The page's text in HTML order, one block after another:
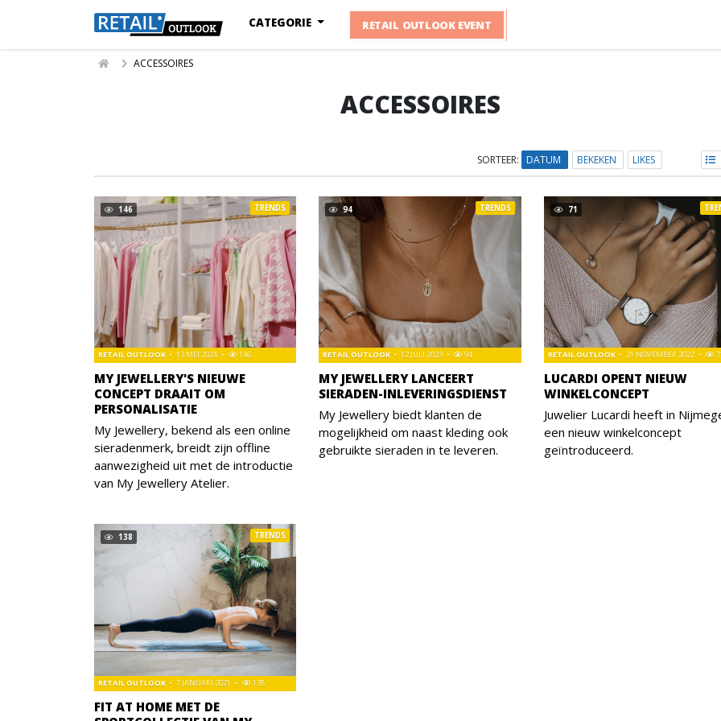
CATEGORIE RETAIL OUTLOOK EVENT
ACCESSOIRES
ACCESSOIRES
SORTEER: DATUM BEKEKEN LIKES
146
MY JEWELLERY'S NIEUWE
CONCEPT DRAAIT OM
PERSONALISATIE
RETAIL OUTLOOK 13 MEI 2024 146
TRENDS
My Jewellery, bekend als een online
sieradenmerk, breidt zijn offline
aanwezigheid uit met de introductie
van My Jewellery Atelier.
94
MY JEWELLERY LANCEERT
SIERADEN-INLEVERINGSDIENST
RETAIL OUTLOOK 12 JULI 2023 94
TRENDS
My Jewellery biedt klanten de
mogelijkheid om naast kleding ook
gebruikte sieraden in te leveren.
71
LUCARDI OPENT NIEUW
WINKELCONCEPT
RETAIL OUTLOOK 21 NOVEMBER 2022
Juwelier Lucardi heeft in
een nieuw winkelconcept
geïntroduceerd.
138
FIT AT HOME MET DE
RETAIL OUTLOOK 7 JANUARI 2021 138
TRENDS